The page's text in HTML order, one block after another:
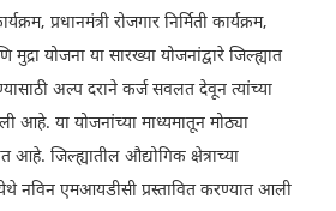
प्रधानमंत्री रोजगार निर्मिती कार्यक्रम,
मुद्रा योजना या सारख्या योजनांद्वारे जिल्ह्यात
अल्प दराने कर्ज सवलत देवून त्यांच्या
आहे. या योजनांच्या माध्यमातून मोठ्या
आहे. जिल्ह्यातील औद्योगिक क्षेत्राच्या
येथे नविन एमआयडीसी प्रस्तावित करण्यात आली